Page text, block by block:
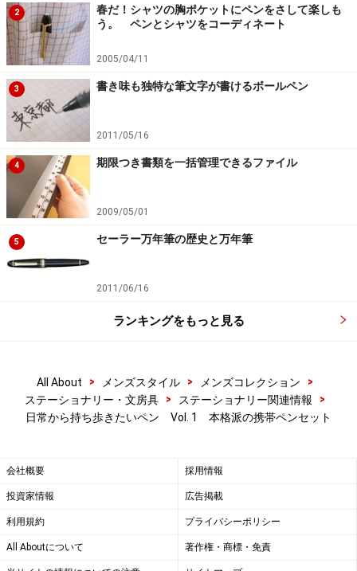
2
春だ！シャツの胸ポケットにペンをさして楽しも
う。 ペンとシャツをコーディネート
2005/04/11
3 書き味も独特な筆文字が書けるボールペン
2011/05/16
4 期限つき書類を一括管理できるファイル
2009/05/01
5 セーラー万年筆の歴史と万年筆
2011/06/16
ランキングをもっと見る
All About > メンズスタイル > メンズコレクション
>
ステーショナリー・文房具
> ステーショナリー関連情報
>
日常から持ち歩きたいペン Vol. 1 本格派の携帯ペンセット
会社概要 採用情報
投資家情報 広告掲載
利用規約 プライバシーポリシー
All Aboutについて 著作権・商標・免責